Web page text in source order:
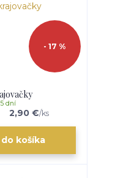
- 17 %
2,90 €/ks
dní
košíka